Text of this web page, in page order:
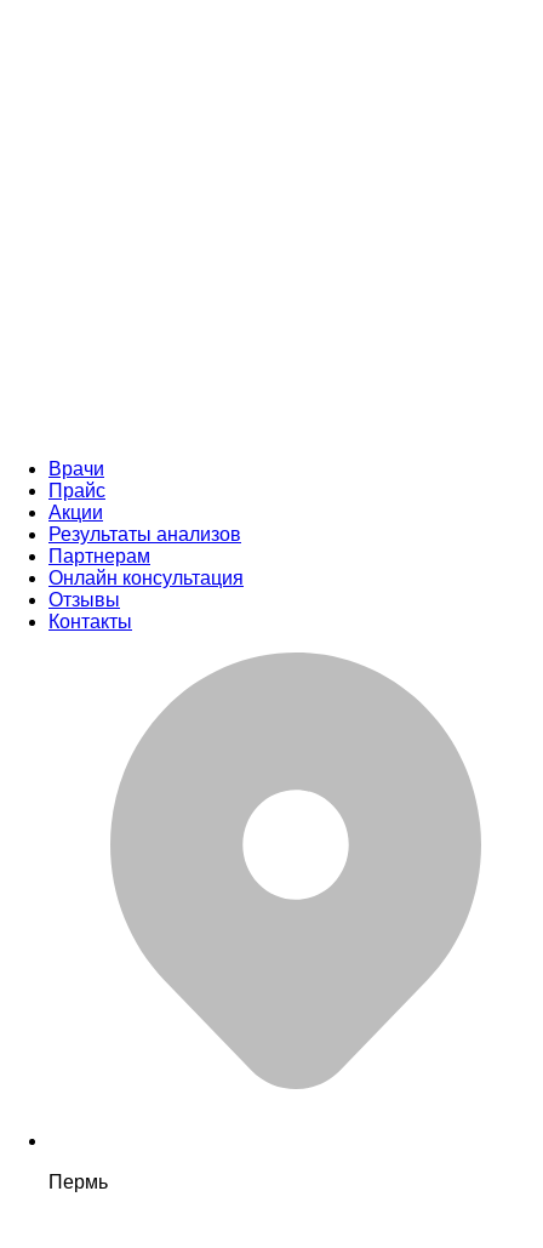
Врачи
Прайс
Акции
Результаты анализов
Партнерам
Онлайн консультация
Отзывы
Контакты
Пермь